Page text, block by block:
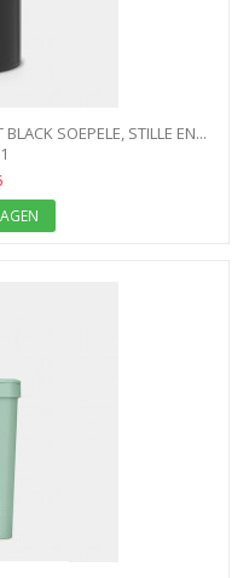
SOEPELE, STILLE EN...